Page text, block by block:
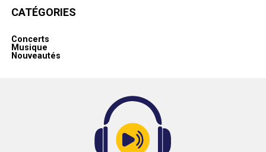
CATÉGORIES
Concerts
Musique
Nouveautés